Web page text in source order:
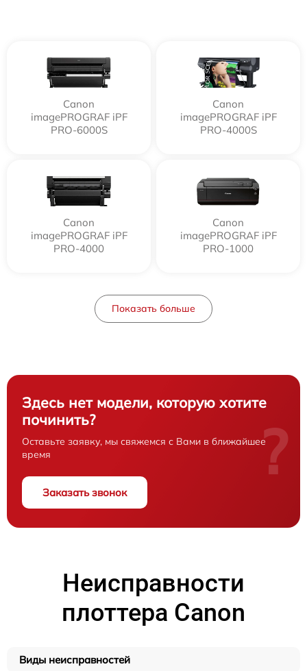
Canon
imagePROGRAF iPF
PRO-6000S
Canon
imagePROGRAF iPF
PRO-4000S
Canon
imagePROGRAF iPF
PRO-4000
Canon
imagePROGRAF iPF
PRO-1000
Показать больше
Здесь нет модели, которую хотите
починить?
Оставьте заявку, мы свяжемся с Вами в ближайшее
время
Заказать звонок
?
Неисправности
плоттера Canon
Виды неисправностей